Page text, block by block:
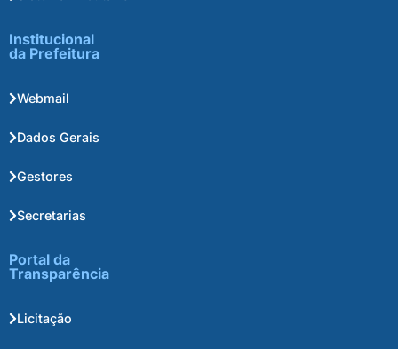
Institucional
da Prefeitura
Webmail
Dados Gerais
Gestores
Secretarias
Portal da
Transparência
Licitação